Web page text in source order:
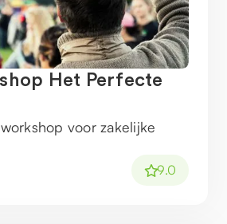
Het Perfecte
voor zakelijke
9.0